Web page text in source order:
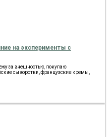
на эксперименты с
за внешностью, покупаю
сыворотки, французские кремы,